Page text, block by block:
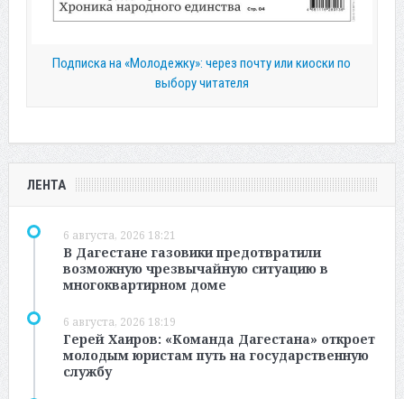
Подписка на «Молодежку»: через почту или киоски по
выбору читателя
ЛЕНТА
6 августа, 2026 18:21
В Дагестане газовики предотвратили
возможную чрезвычайную ситуацию в
многоквартирном доме
6 августа, 2026 18:19
Герей Хаиров: «Команда Дагестана» откроет
молодым юристам путь на государственную
службу